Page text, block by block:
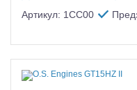
Артикул: 1CC00